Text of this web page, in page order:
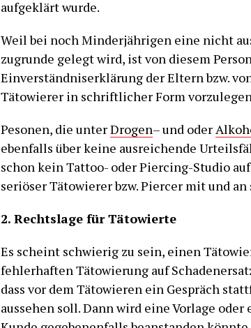
aufgeklärt wurde.
Weil bei noch Minderjährigen eine nicht
zugrunde gelegt wird, ist von diesem
Einverständniserklärung der Eltern bzw.
Tätowierer in schriftlicher Form
Pesonen, die unterDrogen– und oder
ebenfalls über keine ausreichende
schon kein Tattoo- oder Piercing-Studio
seriöser Tätowierer bzw. Piercer mit und
2. Rechtslage für Tätowierte
Es scheint schwierig zu sein, einen
fehlerhaften Tätowierung auf
dass vor dem Tätowieren ein Gespräch
aussehen soll. Dann wird eine Vorlage